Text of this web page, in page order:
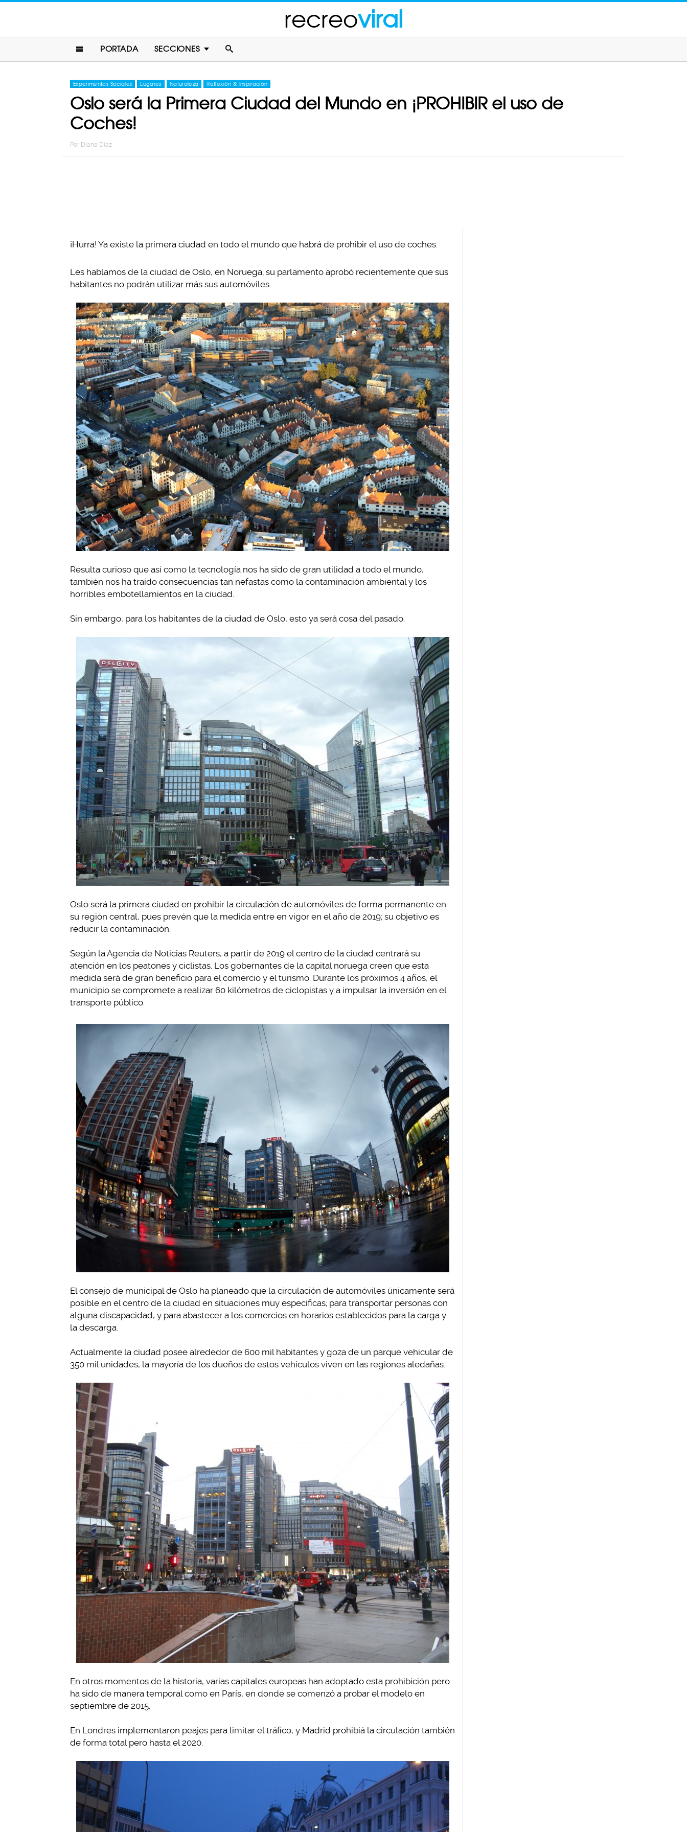
recreoviral
PORTADA SECCIONES
Experimentos Sociales Lugares Naturaleza Reflexión & Inspiración
Oslo será la Primera Ciudad del Mundo en ¡PROHIBIR el uso de
Coches!
Por Diana Diaz
¡Hurra! Ya existe la primera ciudad en todo el mundo que habrá de prohibir el uso de coches.
Les hablamos de la ciudad de Oslo, en Noruega; su parlamento aprobó recientemente que sus
habitantes no podrán utilizar más sus automóviles.
Resulta curioso que así como la tecnología nos ha sido de gran utilidad a todo el mundo,
también nos ha traído consecuencias tan nefastas como la contaminación ambiental y los
horribles embotellamientos en la ciudad.
Sin embargo, para los habitantes de la ciudad de Oslo, esto ya será cosa del pasado.
Oslo será la primera ciudad en prohibir la circulación de automóviles de forma permanente en
su región central, pues prevén que la medida entre en vigor en el año de 2019; su objetivo es
reducir la contaminación.
Según la Agencia de Noticias Reuters, a partir de 2019 el centro de la ciudad centrará su
atención en los peatones y ciclistas. Los gobernantes de la capital noruega creen que esta
medida será de gran beneficio para el comercio y el turismo. Durante los próximos 4 años, el
municipio se compromete a realizar 60 kilómetros de ciclopistas y a impulsar la inversión en el
transporte público.
El consejo de municipal de Oslo ha planeado que la circulación de automóviles únicamente será
posible en el centro de la ciudad en situaciones muy específicas; para transportar personas con
alguna discapacidad, y para abastecer a los comercios en horarios establecidos para la carga y
la descarga.
Actualmente la ciudad posee alrededor de 600 mil habitantes y goza de un parque vehicular de
350 mil unidades, la mayoría de los dueños de estos vehículos viven en las regiones aledañas.
En otros momentos de la historia, varias capitales europeas han adoptado esta prohibición pero
ha sido de manera temporal como en París, en donde se comenzó a probar el modelo en
septiembre de 2015.
En Londres implementaron peajes para limitar el tráfico, y Madrid prohibiá la circulación también
de forma total pero hasta el 2020.